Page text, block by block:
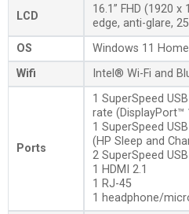
LCD
16.1” FHD (1920
edge, anti-glare,
OS
Windows 11
Wifi
Intel® Wi-Fi and
Ports
1 SuperSpeed
rate (DisplayPort™
1 SuperSpeed
(HP Sleep and
2 SuperSpeed
1 HDMI 2.1
1 RJ-45
1 headphone/